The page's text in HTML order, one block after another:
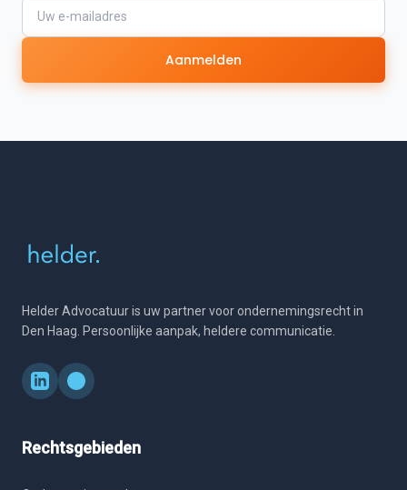
Aanmelden
Helder Advocatuur is uw partner voor ondernemingsrecht in
Den Haag. Persoonlijke aanpak, heldere communicatie.
Rechtsgebieden